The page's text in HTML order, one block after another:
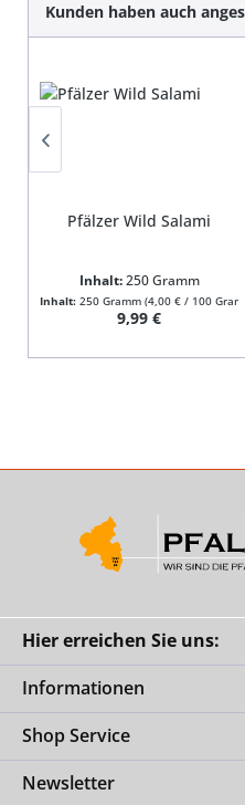
Kunden haben auch
Pfälzer Wild Salami
Inhalt:250 Gramm
Inhalt: 250 Gramm (4,00 € / 100
Regulärer Preis:
9,99 €
Hier erreichen Sie uns:
Informationen
Shop Service
Newsletter